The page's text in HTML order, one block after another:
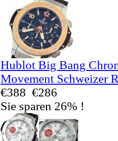
Hublot Big Bang
Movement Schweizer
€388 €286
Sie sparen 26% !